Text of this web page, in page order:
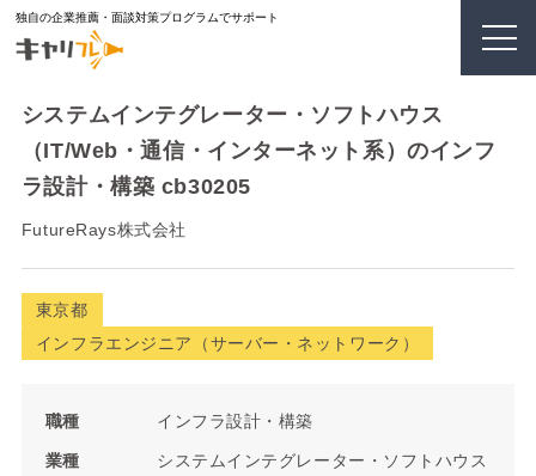
独自の企業推薦・面談対策プログラムでサポート
システムインテグレーター・ソフトハウス
（IT/Web・通信・インターネット系）のインフ
ラ設計・構築 cb30205
FutureRays株式会社
東京都
インフラエンジニア（サーバー・ネットワーク）
職種 インフラ設計・構築
業種
システムインテグレーター・ソフトハウス